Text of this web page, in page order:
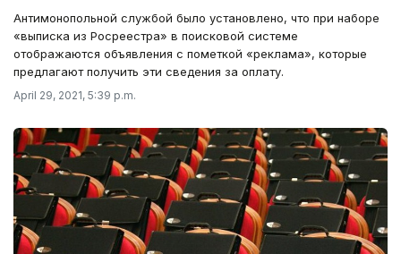
Антимонопольной службой было установлено, что при наборе
«выписка из Росреестра» в поисковой системе
отображаются объявления с пометкой «реклама», которые
предлагают получить эти сведения за оплату.
April 29, 2021, 5:39 p.m.